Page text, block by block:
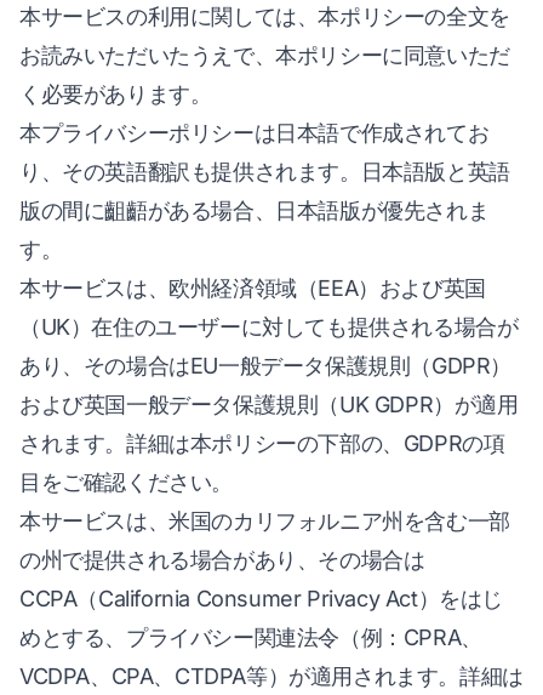
本サービスの利用に関しては、本ポリシーの全文を
お読みいただいたうえで、本ポリシーに同意いただ
く必要があります。
本プライバシーポリシーは日本語で作成されてお
り、その英語翻訳も提供されます。日本語版と英語
版の間に齟齬がある場合、日本語版が優先されま
す。
本サービスは、欧州経済領域（EEA）および英国
（UK）在住のユーザーに対しても提供される場合が
あり、その場合はEU一般データ保護規則（GDPR）
および英国一般データ保護規則（UK GDPR）が適用
されます。詳細は本ポリシーの下部の、GDPRの項
目をご確認ください。
本サービスは、米国のカリフォルニア州を含む一部
の州で提供される場合があり、その場合は
CCPA（California Consumer Privacy Act）をはじ
めとする、プライバシー関連法令（例：CPRA、
VCDPA、CPA、CTDPA等）が適用されます。詳細は